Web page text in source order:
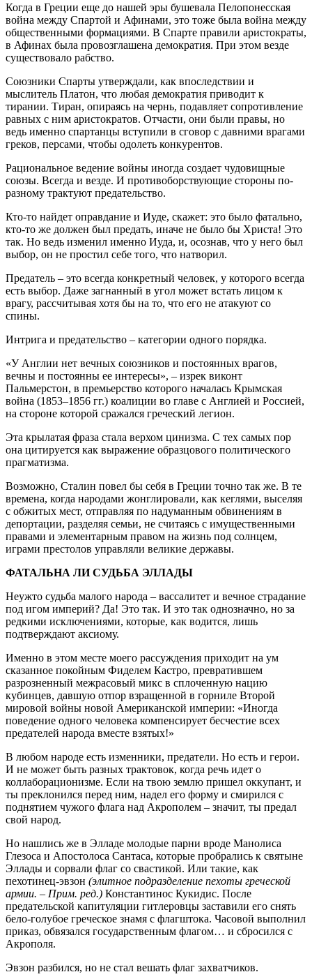
Когда в Греции еще до нашей эры бушевала Пелопонесская
война между Спартой и Афинами, это тоже была война между
общественными формациями. В Спарте правили аристократы,
в Афинах была провозглашена демократия. При этом везде
существовало рабство.
Союзники Спарты утверждали, как впоследствии и
мыслитель Платон, что любая демократия приводит к
тирании. Тиран, опираясь на чернь, подавляет сопротивление
равных с ним аристократов. Отчасти, они были правы, но
ведь именно спартанцы вступили в сговор с давними врагами
греков, персами, чтобы одолеть конкурентов.
Рациональное ведение войны иногда создает чудовищные
союзы. Всегда и везде. И противоборствующие стороны по-
разному трактуют предательство.
Кто-то найдет оправдание и Иуде, скажет: это было фатально,
кто-то же должен был предать, иначе не было бы Христа! Это
так. Но ведь изменил именно Иуда, и, осознав, что у него был
выбор, он не простил себе того, что натворил.
Предатель – это всегда конкретный человек, у которого всегда
есть выбор. Даже загнанный в угол может встать лицом к
врагу, рассчитывая хотя бы на то, что его не атакуют со
спины.
Интрига и предательство – категории одного порядка.
«У Англии нет вечных союзников и постоянных врагов,
вечны и постоянны ее интересы», – изрек виконт
Пальмерстон, в премьерство которого началась Крымская
война (1853–1856 гг.) коалиции во главе с Англией и Россией,
на стороне которой сражался греческий легион.
Эта крылатая фраза стала верхом цинизма. С тех самых пор
она цитируется как выражение образцового политического
прагматизма.
Возможно, Сталин повел бы себя в Греции точно так же. В те
времена, когда народами жонглировали, как кеглями, выселяя
с обжитых мест, отправляя по надуманным обвинениям в
депортации, разделяя семьи, не считаясь с имущественными
правами и элементарным правом на жизнь под солнцем,
играми престолов управляли великие державы.
ФАТАЛЬНА ЛИ СУДЬБА ЭЛЛАДЫ
Неужто судьба малого народа – вассалитет и вечное страдание
под игом империй? Да! Это так. И это так однозначно, но за
редкими исключениями, которые, как водится, лишь
подтверждают аксиому.
Именно в этом месте моего рассуждения приходит на ум
сказанное покойным Фиделем Кастро, превратившем
разрозненный межрасовый микс в сплоченную нацию
кубинцев, давшую отпор взращенной в горниле Второй
мировой войны новой Американской империи: «Иногда
поведение одного человека компенсирует бесчестие всех
предателей народа вместе взятых!»
В любом народе есть изменники, предатели. Но есть и герои.
И не может быть разных трактовок, когда речь идет о
коллаборационизме. Если на твою землю пришел оккупант, и
ты преклонился перед ним, надел его форму и смирился с
поднятием чужого флага над Акрополем – значит, ты предал
свой народ.
Но нашлись же в Элладе молодые парни вроде Манолиса
Глезоса и Апостолоса Сантаса, которые пробрались к святыне
Эллады и сорвали флаг со свастикой. Или такие, как
пехотинец-эвзон (элитное подразделение пехоты греческой
армии. – Прим. ред.) Константинос Кукидис. После
предательской капитуляции гитлеровцы заставили его снять
бело-голубое греческое знамя с флагштока. Часовой выполнил
приказ, обвязался государственным флагом… и сбросился с
Акрополя.
Эвзон разбился, но не стал вешать флаг захватчиков.